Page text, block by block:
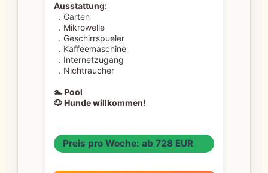
Ausstattung:
. Garten
. Mikrowelle
. Geschirrspueler
. Kaffeemaschine
. Internetzugang
. Nichtraucher
🏊 Pool
🐶 Hunde willkommen!
Preis pro Woche: ab 728 EUR